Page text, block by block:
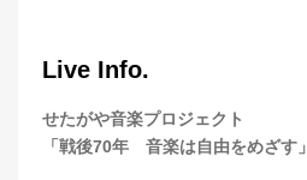
Live Info.
せたがや音楽プロジェクト
「戦後70年 音楽は自由をめざす」